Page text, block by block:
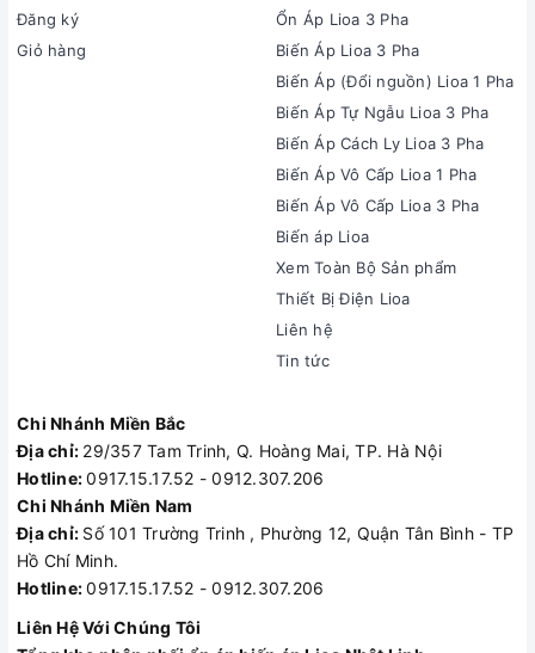
Đăng ký
Giỏ hàng
Ổn Áp Lioa 3 Pha
Biến Áp Lioa 3 Pha
Biến Áp (Đổi nguồn) Lioa 1 Pha
Biến Áp Tự Ngẫu Lioa 3 Pha
Biến Áp Cách Ly Lioa 3 Pha
Biến Áp Vô Cấp Lioa 1 Pha
Biến Áp Vô Cấp Lioa 3 Pha
Biến áp Lioa
Xem Toàn Bộ Sản phẩm
Thiết Bị Điện Lioa
Liên hệ
Tin tức
Chi Nhánh Miền Bắc
Địa chỉ: 29/357 Tam Trinh, Q. Hoàng Mai, TP. Hà Nội
Hotline:0917.15.17.52 - 0912.307.206
Chi Nhánh Miền Nam
Địa chỉ: Số 101 Trường Trinh , Phường 12, Quận Tân Bình - TP
Hồ Chí Minh.
Hotline:0917.15.17.52 - 0912.307.206
Liên Hệ Với Chúng Tôi